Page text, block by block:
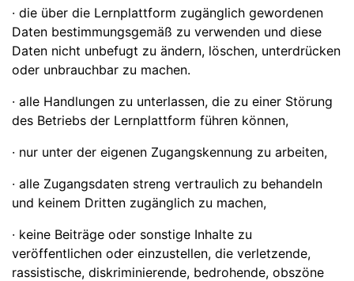
· die über die Lernplattform zugänglich gewordenen
Daten bestimmungsgemäß zu verwenden und diese
Daten nicht unbefugt zu ändern, löschen, unterdrücken
oder unbrauchbar zu machen.
· alle Handlungen zu unterlassen, die zu einer Störung
des Betriebs der Lernplattform führen können,
· nur unter der eigenen Zugangskennung zu arbeiten,
· alle Zugangsdaten streng vertraulich zu behandeln
und keinem Dritten zugänglich zu machen,
· keine Beiträge oder sonstige Inhalte zu
veröffentlichen oder einzustellen, die verletzende,
rassistische, diskriminierende, bedrohende, obszöne